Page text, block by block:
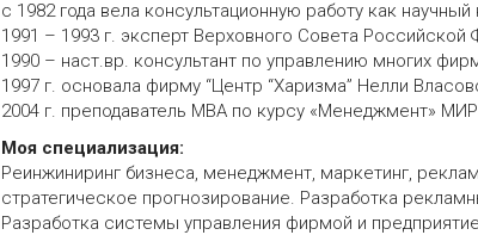
c 1982 года вела консультационную работу как
1991 – 1993 г. эксперт Верховного Совета
1990 – наст.вр. консультант по управлению многих
1997 г. основала фирму “Центр “Харизма” Нелли
2004 г. преподаватель МВА по курсу «Менеджмент»
Моя специализация:
Реинжиниринг бизнеса, менеджмент, маркетинг,
стратегическое прогнозирование. Разработка
Разработка системы управления фирмой и